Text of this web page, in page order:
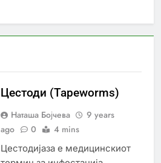
Цестоди (Tapeworms)
Наташа Бојчева
9 years
ago
0 4 mins
Цестодијаза е медицинскиот